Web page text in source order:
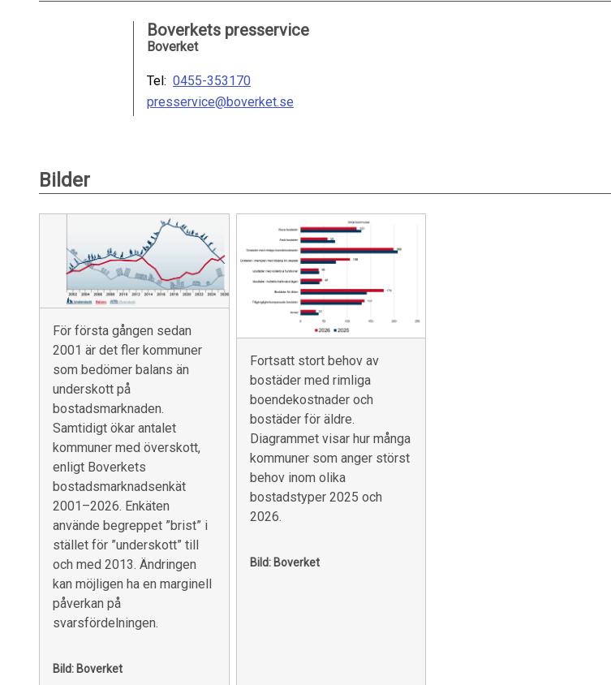
Boverkets presservice
Boverket
Tel: 0455-353170
presservice@boverket.se
Bilder
För första gången sedan
2001 är det fler kommuner
som bedömer balans än
underskott på
bostadsmarknaden.
Samtidigt ökar antalet
kommuner med överskott,
enligt Boverkets
bostadsmarknadsenkät
2001–2026. Enkäten
använde begreppet ”brist” i
stället för ”underskott” till
och med 2013. Ändringen
kan möjligen ha en marginell
påverkan på
svarsfördelningen.
Bild: Boverket
Fortsatt stort behov av
bostäder med rimliga
boendekostnader och
bostäder för äldre.
Diagrammet visar hur många
kommuner som anger störst
behov inom olika
bostadstyper 2025 och
2026.
Bild: Boverket